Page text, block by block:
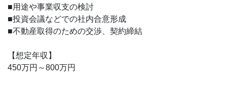
■用途や事業収支の検討
■投資会議などでの社内合意形成
■不動産取得のための交渉、契約締結
【想定年収】
450万円～800万円